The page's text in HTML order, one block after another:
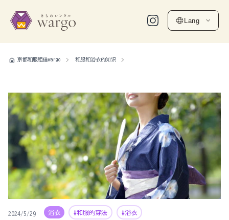
Lang
home 京都和服租借wargo 和服和浴衣的知识
2024/5/29 浴衣 #和服的穿法 #浴衣